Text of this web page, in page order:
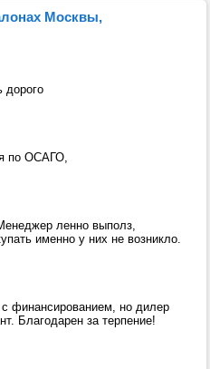
Москвы,
дорого
по ОСАГО,
ленно выполз,
именно у них не возникло.
с финансированием, но дилер
Благодарен за терпение!